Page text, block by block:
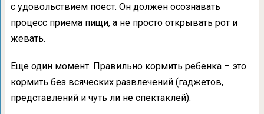
с удовольствием поест. Он должен осознавать
процесс приема пищи, а не просто открывать рот и
жевать.
Еще один момент. Правильно кормить ребенка – это
кормить без всяческих развлечений (гаджетов,
представлений и чуть ли не спектаклей).